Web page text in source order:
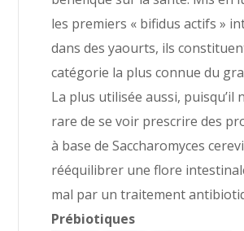
les premiers « bifidus actifs »
dans des yaourts, ils
catégorie la plus connue du
La plus utilisée aussi, puisqu’il
rare de se voir prescrire des
à base de Saccharomyces
rééquilibrer une flore
mal par un traitement
Prébiotiques